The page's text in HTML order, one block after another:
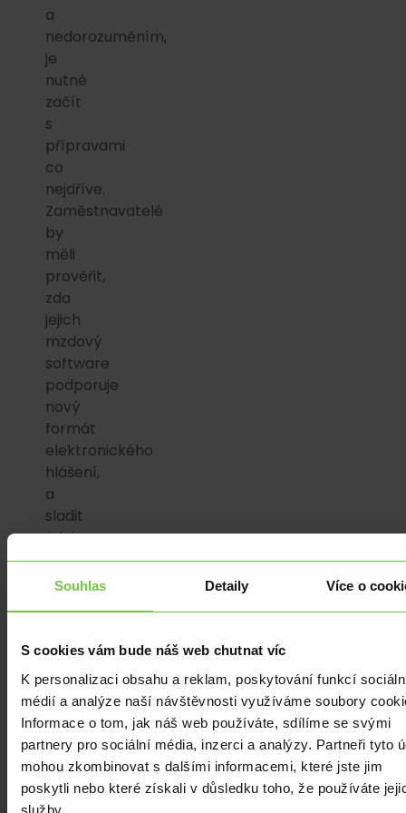
Souhlas Detaily Více o
S cookies vám bude náš web chutnat víc
K personalizaci obsahu a reklam, poskytování funkcí
médií a analýze naší návštěvnosti využíváme soubory
Informace o tom, jak náš web používáte, sdílíme se svými
partnery pro sociální média, inzerci a analýzy. Partneři tyto
mohou zkombinovat s dalšími informacemi, které jste jim
poskytli nebo které získali v důsledku toho, že používáte
služby.
a
nedorozuměním,
je
nutné
začít
s
přípravami
co
nejdříve.
Zaměstnavatelé
by
měli
prověřit,
zda
jejich
mzdový
software
podporuje
nový
formát
elektronického
hlášení,
a
sladit
údaje
napříč
systémy
nevznikaly
Velmi
důležité
je
nastavit
kontrolní
mechanismy